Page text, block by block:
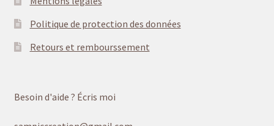
Politique de protection des données
Retours et rembourssement
Besoin d'aide ? Écris moi